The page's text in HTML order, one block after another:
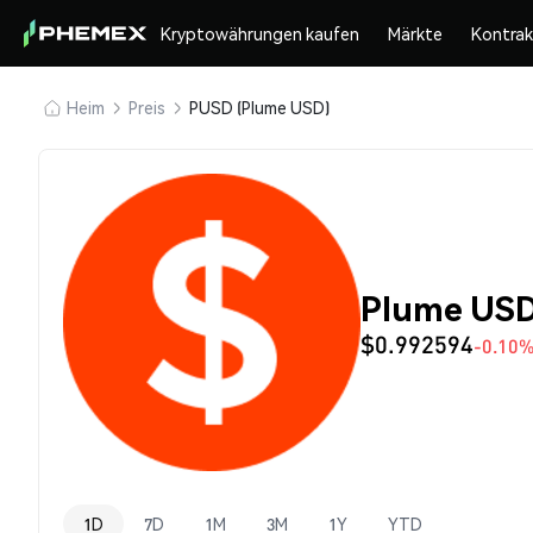
Kryptowährungen kaufen Märkte
Heim Preis PUSD (Plume USD)
Plume
$0.992594-0.10%
1D 7D 1M 3M 1Y YTD